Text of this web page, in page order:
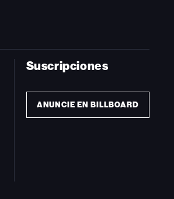
Suscripciones
ANUNCIE EN BILLBOARD